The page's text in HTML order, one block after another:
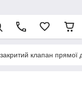
клапан прямої